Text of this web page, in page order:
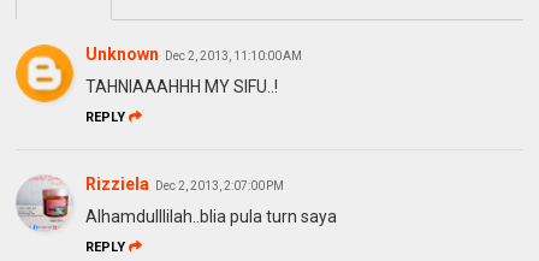
Unknown Dec 2, 2013, 11:10:00 AM
TAHNIAAAHHH MY SIFU..!
REPLY
Rizziela Dec 2, 2013, 2:07:00 PM
Alhamdulllilah..blia pula turn saya
REPLY